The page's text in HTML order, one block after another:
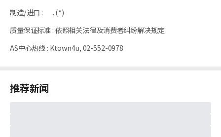
制造/进口 :
. (*)
质量保证标准 :依照相关法律及消费者纠纷解决规定
AS中心热线 : Ktown4u, 02-552-0978
推荐新闻